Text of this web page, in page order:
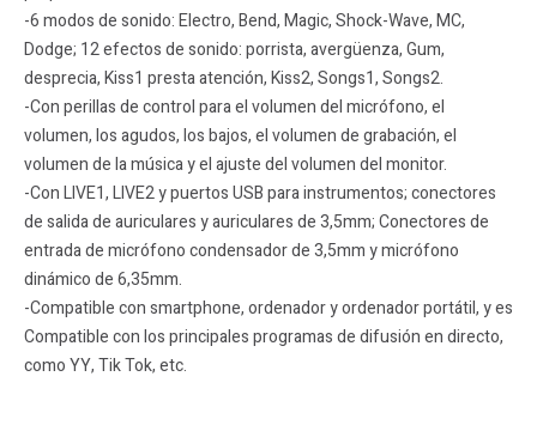
-6 modos de sonido: Electro, Bend, Magic, Shock-Wave, MC,
Dodge; 12 efectos de sonido: porrista, avergüenza, Gum,
desprecia, Kiss1 presta atención, Kiss2, Songs1, Songs2.
-Con perillas de control para el volumen del micrófono, el
volumen, los agudos, los bajos, el volumen de grabación, el
volumen de la música y el ajuste del volumen del monitor.
-Con LIVE1, LIVE2 y puertos USB para instrumentos; conectores
de salida de auriculares y auriculares de 3,5mm; Conectores de
entrada de micrófono condensador de 3,5mm y micrófono
dinámico de 6,35mm.
-Compatible con smartphone, ordenador y ordenador portátil, y es
Compatible con los principales programas de difusión en directo,
como YY, Tik Tok, etc.